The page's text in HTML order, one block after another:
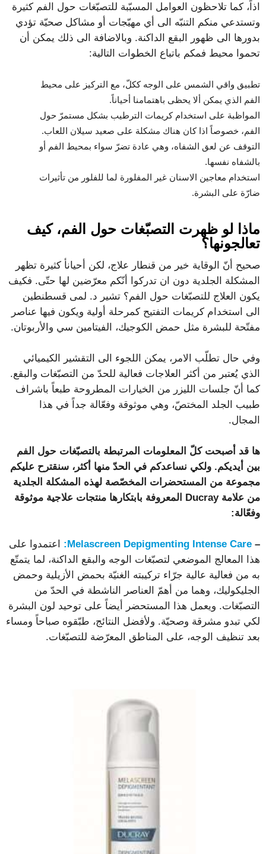
اذاً، كما تلاحظون العوامل المسبّبة للتصبّغات حول الفم كثيرة
وتستدعي منكم التنبّه الى أي مهيّجات أو مشاكل صحيّة تؤدي
بدورها الى ظهور البقع الداكنة. وبالاضافة الى ذلك يمكن أن
تحموا محيط فمكم باتباع الخطوات التالية:
تطبيق واقي الشمس على الوجه ككلّ، مع التركيز على محيط
الفم الذي يمكن ألا يحظى باهتمامنا أحياناً.
المواظبة على استخدام كريمات الترطيب بشكل مستمرّ حول
الفم، خصوصاً اذا كان هناك مشكلة على صعيد سيلان اللعاب.
التوقف عن لعق الشفاه، وهي عادة تضرّ سواء بمحيط الفم أو
بالشفاه نفسها.
استخدام معاجين الاسنان غير المفلورة لما للفلور من تأثيرات
ضارّة على البشرة.
ماذا لو ظهرت التصبّغات حول الفم، كيف
تعالجونها؟
صحيح أنّ الوقاية خير من قنطار علاج، لكن أحيانأ كثيرة تظهر
المشكلة الجلدية دون ان تدركوا أنّكم معرّضين لها حتّى. فكيف
يكون العلاج للتصبّغات حول الفم؟ تشير د. لمى قسطنطين
الى استخدام كريمات التفتيح كمرحلة أولية ويكون فيها عناصر
مفتّحة للبشرة مثل حمض الكوجيك، الفيتامين سي والأربوتان.
وفي حال تطلّب الامر، يمكن اللجوء الى التقشير الكيميائي
الذي يُعتبر من أكثر العلاجات فعالية للحدّ من التصبّغات والبقع.
كما أنّ جلسات الليزر من الخيارات المطروحة طبعاً باشراف
طبيب الجلد المختصّ، وهي موثوقة وفعّالة جداً في هذا
المجال.
ها قد أصبحت كلّ المعلومات المرتبطة بالتصبّغات حول الفم
بين أيديكم. ولكي نساعدكم في الحدّ منها أكثر، سنقترح عليكم
مجموعة من المستحضرات المخصّصة لهذه المشكلة الجلدية
من علامة Ducray المعروفة بابتكارها منتجات علاجية موثوقة
وفعّالة:
–
اعتمدوا على
هذا المعالج الموضعي لتصبّغات الوجه والبقع الداكنة، لما يتمتّع
به من فعالية عالية جرّاء تركيبته الغنيّة بحمض الأزيلية وحمض
الجليكوليك، وهما من أهمّ العناصر الناشطة في الحدّ من
التصبّغات. ويعمل هذا المستحضر أيضاً على توحيد لون البشرة
لكي تبدو مشرقة وصحيّة. ولأفضل النتائج، طبّقوه صباحاً ومساء
بعد تنظيف الوجه، على المناطق المعرّضة للتصبّغات.